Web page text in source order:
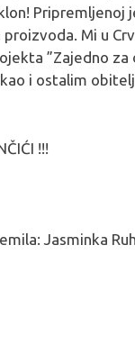
Pripremljenoj
Mi u
”Zajedno za
i ostalim
!!!
Jasminka